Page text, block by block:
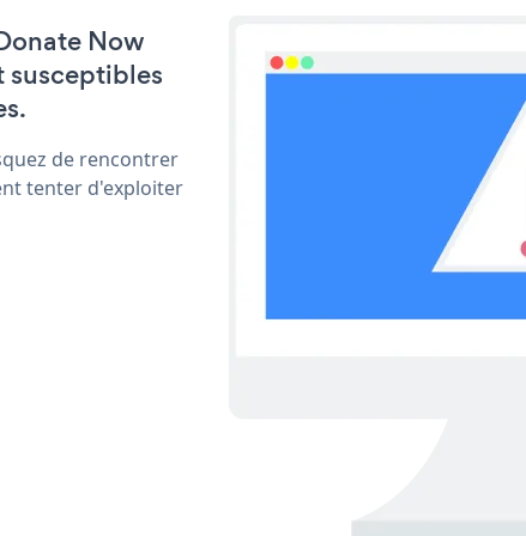
Now
susceptibles
de rencontrer
tenter d'exploiter